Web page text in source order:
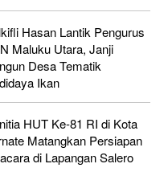
Hasan Lantik Pengurus
Maluku Utara, Janji
Desa Tematik
Ikan
HUT Ke-81 RI di Kota
Matangkan Persiapan
di Lapangan Salero